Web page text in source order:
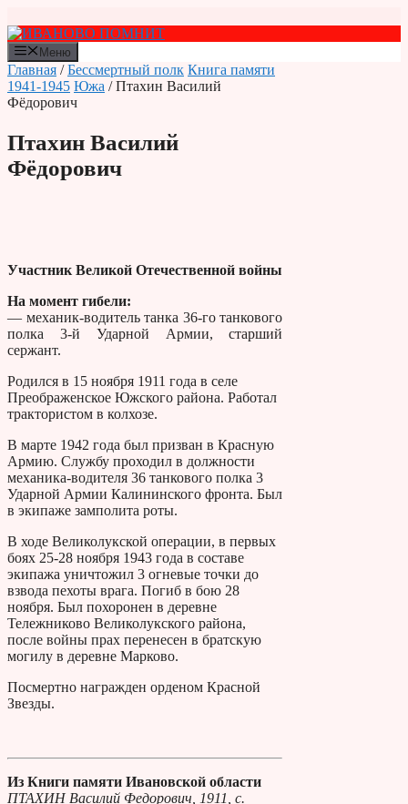
к
содержимому
Меню
Главная /Бессмертный полк Книга памяти
1941-1945 Южа / Птахин Василий
Фёдорович
Птахин Василий
Фёдорович
Участник Великой Отечественной войны
На момент гибели:
— механик-водитель танка 36-го танкового
полка 3-й Ударной Армии, старший
сержант.
Родился в 15 ноября 1911 года в селе
Преображенское Южского района. Работал
трактористом в колхозе.
В марте 1942 года был призван в Красную
Армию. Службу проходил в должности
механика-водителя 36 танкового полка 3
Ударной Армии Калининского фронта. Был
в экипаже замполита роты.
В ходе Великолукской операции, в первых
боях 25-28 ноября 1943 года в составе
экипажа уничтожил 3 огневые точки до
взвода пехоты врага. Погиб в бою 28
ноября. Был похоронен в деревне
Тележниково Великолукского района,
после войны прах перенесен в братскую
могилу в деревне Марково.
Посмертно награжден орденом Красной
Звезды.
Из Книги памяти Ивановской области
ПТАХИН Василий Федорович, 1911, с.